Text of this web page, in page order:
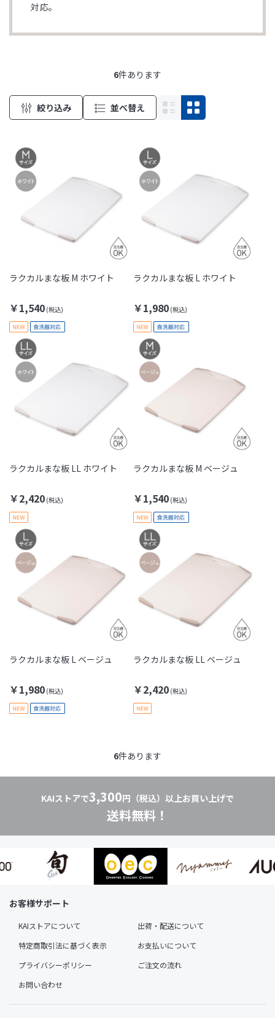
対応。
6件あります
絞り込み 並べ替え
ラクカルまな板 M ホワイト
￥1,540
ラクカルまな板 L ホワイト
￥1,980
ラクカルまな板 LL ホワイト
￥2,420
ラクカルまな板 M ベージュ
￥1,540
ラクカルまな板 L ベージュ
￥1,980
ラクカルまな板 LL ベージュ
￥2,420
6件あります
KAIストアで3,300円（税込）以上お買い上げで
送料無料！
お客様サポート
KAIストアについて
出荷・配送について
特定商取引法に基づく表示
お支払いについて
プライバシーポリシー
ご注文の流れ
お問い合わせ